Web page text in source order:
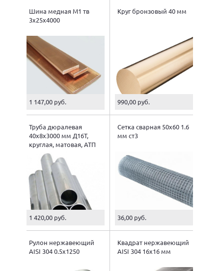
Шина медная М1 тв
3х25х4000
1 147,00 руб.
Круг бронзовый 40 мм
990,00 руб.
Труба дюралевая
40х8х3000 мм Д16Т,
круглая, матовая, АТП
1 420,00 руб.
Сетка сварная 50х60 1.6
мм ст3
36,00 руб.
Рулон нержавеющий
AISI 304 0.5х1250
Квадрат нержавеющий
AISI 304 16х16 мм